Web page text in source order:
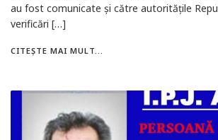
au fost comunicate și către autoritățile
verificări […]
CITEȘTE MAI MULT...